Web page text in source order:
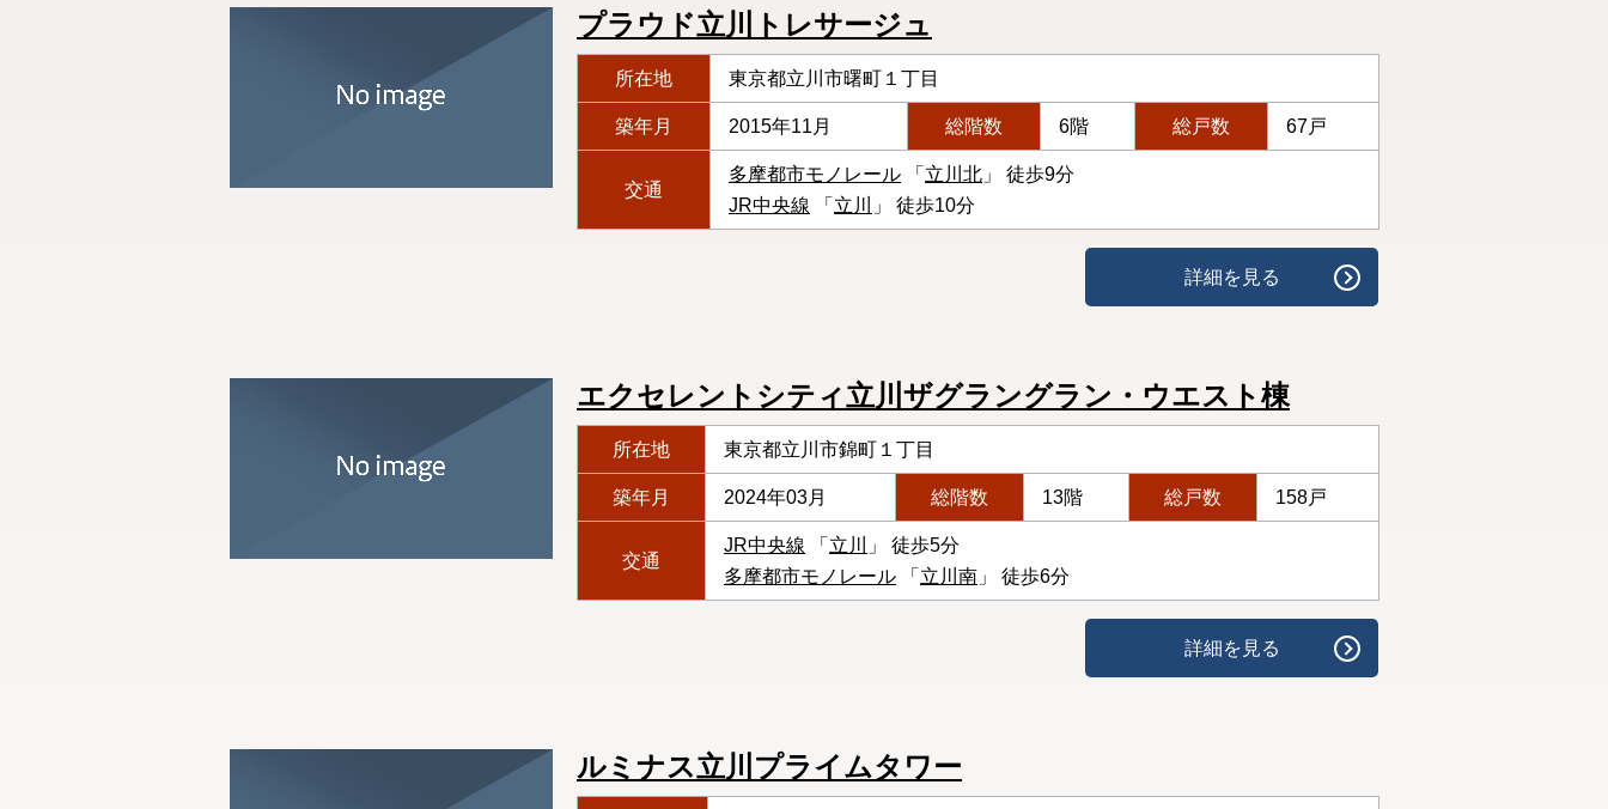
プラウド立川トレサージュ
所在地 東京都立川市曙町１丁目
築年月 2015年11月 総階数 6階 総戸数 67戸
交通
多摩都市モノレール 「 立川北 」 徒歩9分
JR中央線 「 立川 」 徒歩10分
詳細を見る
エクセレントシティ立川ザグラングラン・ウエスト棟
所在地 東京都立川市錦町１丁目
築年月 2024年03月 総階数 13階 総戸数 158戸
交通
JR中央線 「 立川
」 徒歩5分
多摩都市モノレール 「 立川南 」 徒歩6分
詳細を見る
ルミナス立川プライムタワー